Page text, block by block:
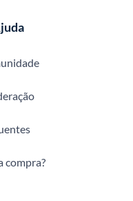
compra?